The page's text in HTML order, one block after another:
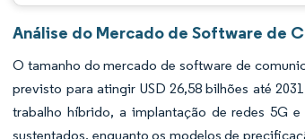
Análise do Mercado de Software de
O tamanho do mercado de software de
previsto para atingir USD 26,58 bilhões até
trabalho híbrido, a implantação de redes 5G
sustentados, enquanto os modelos de